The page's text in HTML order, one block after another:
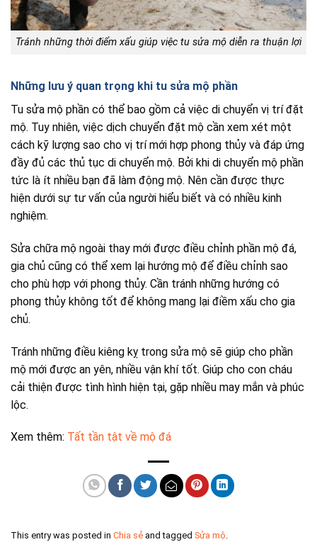
Tránh những thời điểm xấu giúp việc tu sửa mộ diễn ra thuận lợi
Những lưu ý quan trọng khi tu sửa mộ phần
Tu sửa mộ phần có thể bao gồm cả việc di chuyển vị trí đặt
mộ. Tuy nhiên, việc dịch chuyển đặt mộ cần xem xét một
cách kỹ lượng sao cho vị trí mới hợp phong thủy và đáp ứng
đầy đủ các thủ tục di chuyển mộ. Bởi khi di chuyển mộ phần
tức là ít nhiều bạn đã làm động mộ. Nên cần được thực
hiện dưới sự tư vấn của người hiểu biết và có nhiều kinh
nghiệm.
Sửa chữa mộ ngoài thay mới được điều chỉnh phần mộ đá,
gia chủ cũng có thể xem lại hướng mộ để điều chỉnh sao
cho phù hợp với phong thủy. Cần tránh những hướng có
phong thủy không tốt để không mang lại điềm xấu cho gia
chủ.
Tránh những điều kiêng kỵ trong sửa mộ sẽ giúp cho phần
mộ mới được an yên, nhiều vận khí tốt. Giúp cho con cháu
cải thiện được tình hình hiện tại, gặp nhiều may mắn và phúc
lộc.
Xem thêm: Tất tần tật về mộ đá
This entry was posted in Chia sẻ and tagged Sửa mộ